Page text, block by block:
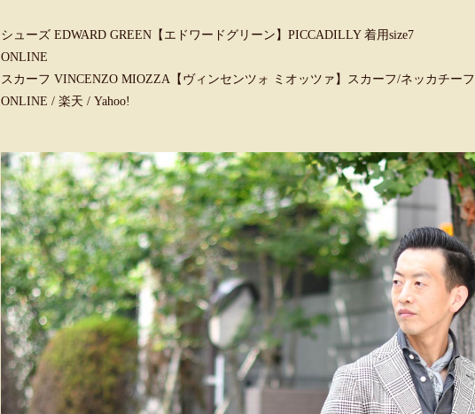
シューズ EDWARD GREEN【エドワードグリーン】PICCADILLY 着用size7
ONLINE
スカーフ VINCENZO MIOZZA【ヴィンセンツォ ミオッツァ】スカーフ/ネッカチーフ
ONLINE / 楽天 / Yahoo!